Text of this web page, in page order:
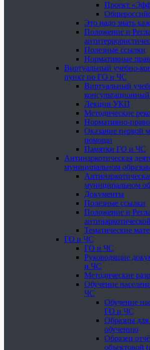
Проект
Это надо знать
Положение и
Полезные ссылки
Нормативные
Виртуальный учебно-
пункт по ГО и ЧС
Виртуальный
Лекции УКП
Методические
Нормативно-
Оказание первой
помощи
Памятки ГО и ЧС
Антинаркотическая
муниципальном
муниципальном
Документы
Полезные ссылки
Положение и
Тематические
ГО и ЧС
ГО и ЧС
Руководящие
и ЧС
Методические
Обучение
ЧС
Обучение
ГО и ЧС
Образцы для
обучению
Образец
объектовой